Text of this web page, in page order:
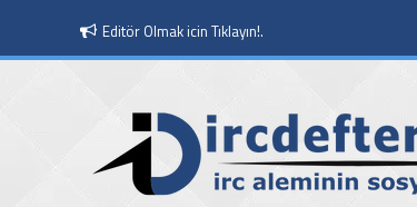
Editör Olmak icin Tıklayın!.